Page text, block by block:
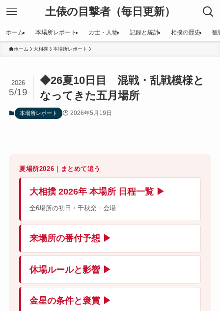
土俵の目撃者（毎日更新）
ホーム 本場所レポート 力士・人物 記録と統計 相撲の歴史 観
ホーム 大相撲 本場所レポート
◆26夏10日目 混戦・乱戦模様と
なってきた五月場所
2026
5/19
本場所レポート 2026年5月19日
夏場所2026｜まとめて追う
大相撲 2026年 本場所 日程一覧 ▶
全6場所の初日・千秋楽・会場
来場所の番付予想 ▶
休場ルールと影響 ▶
金星の条件と褒賞 ▶